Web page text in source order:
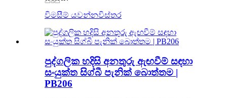
විමසීම් යවන්නවිස්තර
පුද්ගලික හදිසි අනතුරු ඇඟවීම් සඳහා
සංයුක්ත සිග්බී පැනික් බොත්තම |
PB206